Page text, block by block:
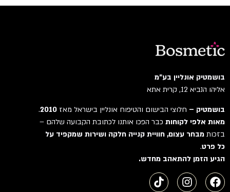
בושמטיק אונליין בע"מ
אליהו הנביא 12, קרית אתא
בושמטיק –חלוצי הבישום והטיפוח אונליין בישראל מאז2010
.
מאות אלפי לקוחותכבר הפכו אותנו לכתובת הקבועה שלהם –
בזכותמבחר עצום, חוויית קנייה חלקה ושירות שמקפיד על
כל פרט.
הגיע הזמן להתאהב מחדש.